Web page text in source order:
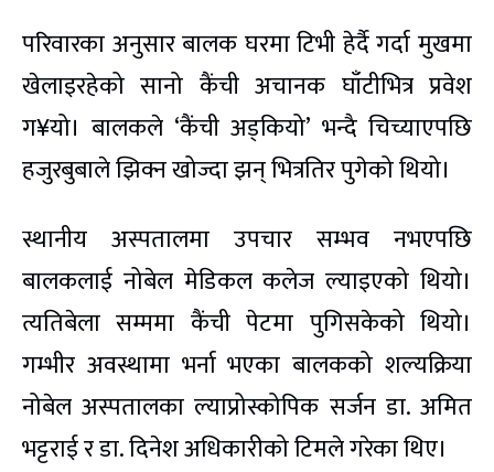
परिवारका अनुसार बालक घरमा टिभी हेर्दै गर्दा मुखमा
खेलाइरहेको सानो कैंची अचानक घाँटीभित्र प्रवेश
ग¥यो। बालकले ‘कैंची अड्कियो’ भन्दै चिच्याएपछि
हजुरबुबाले झिक्न खोज्दा झन् भित्रतिर पुगेको थियो।
स्थानीय अस्पतालमा उपचार सम्भव नभएपछि
बालकलाई नोबेल मेडिकल कलेज ल्याइएको थियो।
त्यतिबेला सम्ममा कैंची पेटमा पुगिसकेको थियो।
गम्भीर अवस्थामा भर्ना भएका बालकको शल्यक्रिया
नोबेल अस्पतालका ल्याप्रोस्कोपिक सर्जन डा. अमित
भट्टराई र डा. दिनेश अधिकारीको टिमले गरेका थिए।